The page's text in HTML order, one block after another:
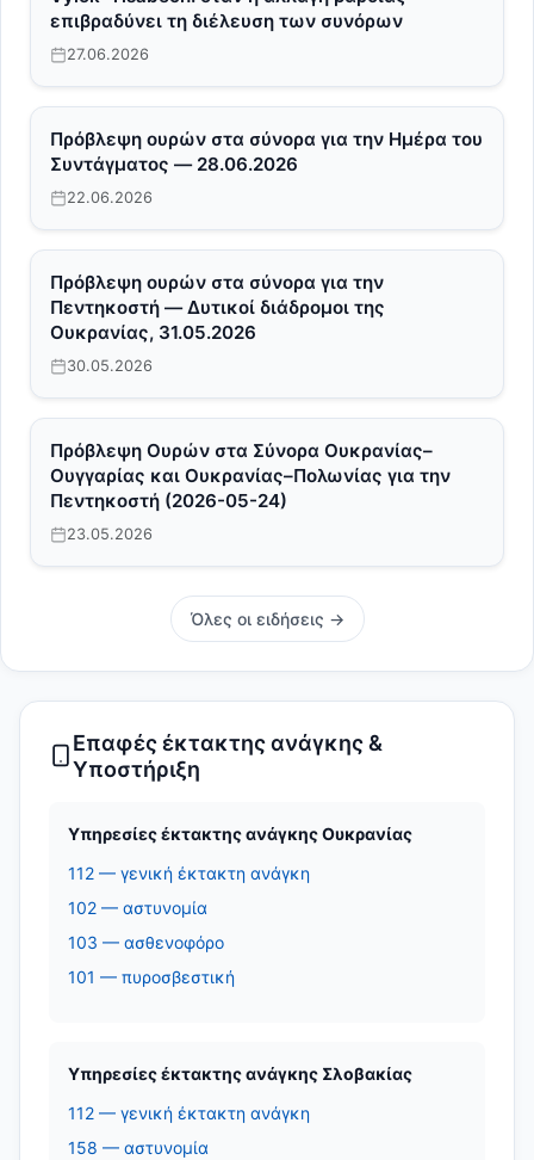
επιβραδύνει τη διέλευση των συνόρων
27.06.2026
Πρόβλεψη ουρών στα σύνορα για την Ημέρα του
Συντάγματος — 28.06.2026
22.06.2026
Πρόβλεψη ουρών στα σύνορα για την
Πεντηκοστή — Δυτικοί διάδρομοι της
Ουκρανίας, 31.05.2026
30.05.2026
Πρόβλεψη Ουρών στα Σύνορα Ουκρανίας–
Ουγγαρίας και Ουκρανίας–Πολωνίας για την
Πεντηκοστή (2026-05-24)
23.05.2026
Όλες οι ειδήσεις →
Επαφές έκτακτης ανάγκης &
Υποστήριξη
Υπηρεσίες έκτακτης ανάγκης Ουκρανίας
112 — γενική έκτακτη ανάγκη
102 — αστυνομία
103 — ασθενοφόρο
101 — πυροσβεστική
Υπηρεσίες έκτακτης ανάγκης Σλοβακίας
112 — γενική έκτακτη ανάγκη
158 — αστυνομία